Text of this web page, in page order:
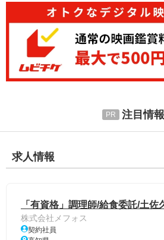
注目情報
求人情報
「有資格」調理師/給食委託/土佐
株式会社メフォス
契約社員